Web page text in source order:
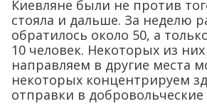
Киевляне были не против
стояла и дальше. За неделю
обратилось около 50, а
10 человек. Некоторых из
направляем в другие места
некоторых концентрируем
отправки в